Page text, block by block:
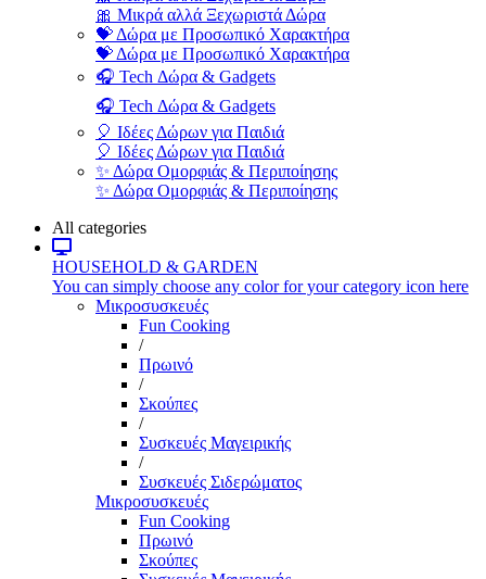
🎀 Μικρά αλλά Ξεχωριστά Δώρα
💝 Δώρα με Προσωπικό Χαρακτήρα
💝 Δώρα με Προσωπικό Χαρακτήρα
🎧 Tech Δώρα & Gadgets
🎧 Tech Δώρα & Gadgets
🎈 Ιδέες Δώρων για Παιδιά
🎈 Ιδέες Δώρων για Παιδιά
✨ Δώρα Ομορφιάς & Περιποίησης
✨ Δώρα Ομορφιάς & Περιποίησης
All categories
HOUSEHOLD & GARDEN
You can simply choose any color for your category icon here
Μικροσυσκευές
Fun Cooking
/
Πρωινό
/
Σκούπες
/
Συσκευές Μαγειρικής
/
Συσκευές Σιδερώματος
Μικροσυσκευές
Fun Cooking
Πρωινό
Σκούπες